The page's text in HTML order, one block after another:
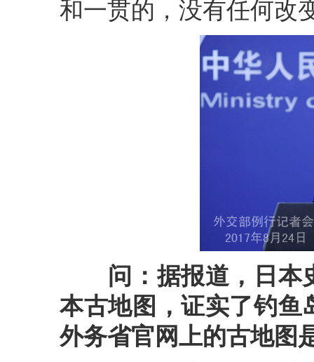
和一贯的，没有任何改
问：据报道，日本
本古地图，证实了钓鱼
外务省官网上的古地图